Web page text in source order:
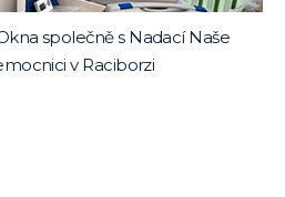
společně s Nadací Naše
v Raciborzi